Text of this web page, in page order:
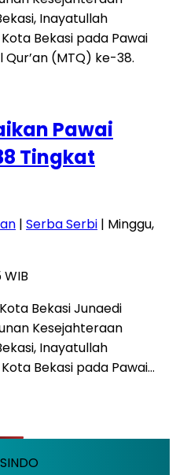
Pawai
Tingkat
| Serba Serbi | Minggu,
Bekasi Junaedi
Kesejahteraan
Inayatullah
Bekasi pada Pawai…